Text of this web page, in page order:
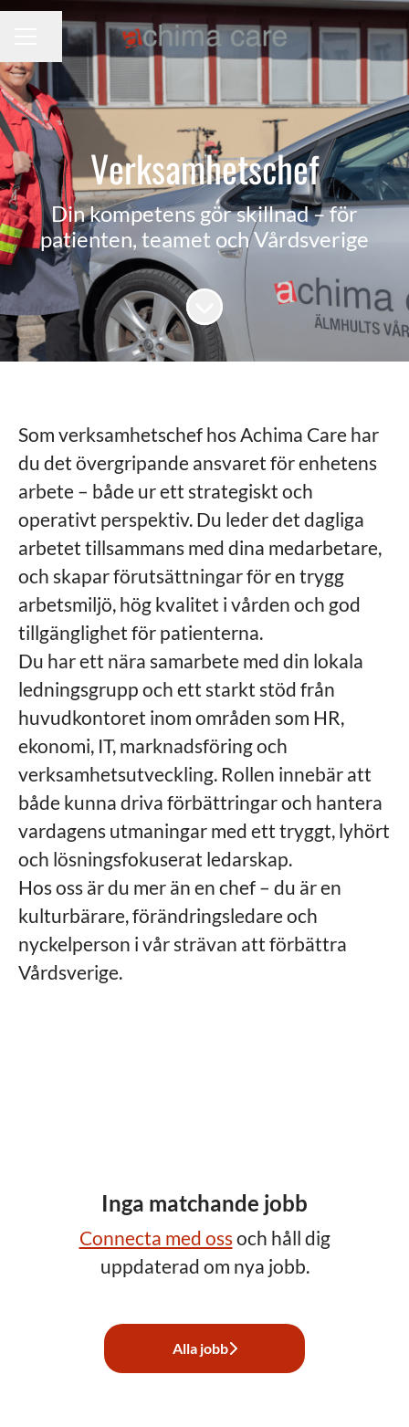
KARRIÄRMENY
Dela sidan
Verksamhetschef
Din kompetens gör skillnad – för
patienten, teamet och Vårdsverige
Skrolla för mer innehåll
Som verksamhetschef hos Achima Care har
du det övergripande ansvaret för enhetens
arbete – både ur ett strategiskt och
operativt perspektiv. Du leder det dagliga
arbetet tillsammans med dina medarbetare,
och skapar förutsättningar för en trygg
arbetsmiljö, hög kvalitet i vården och god
tillgänglighet för patienterna.
Du har ett nära samarbete med din lokala
ledningsgrupp och ett starkt stöd från
huvudkontoret inom områden som HR,
ekonomi, IT, marknadsföring och
verksamhetsutveckling. Rollen innebär att
både kunna driva förbättringar och hantera
vardagens utmaningar med ett tryggt, lyhört
och lösningsfokuserat ledarskap.
Hos oss är du mer än en chef – du är en
kulturbärare, förändringsledare och
nyckelperson i vår strävan att förbättra
Vårdsverige.
Inga matchande jobb
Connecta med ossoch håll dig
uppdaterad om nya jobb.
Alla jobb